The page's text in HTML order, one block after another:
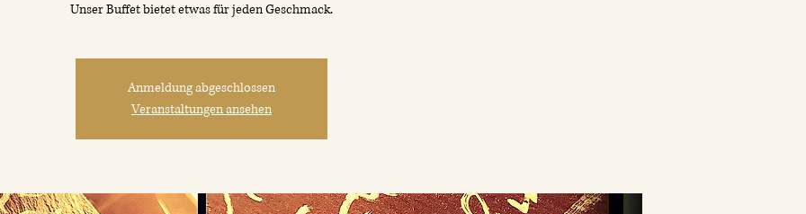
Unser Buffet bietet etwas für jeden Geschmack.
Anmeldung abgeschlossen
Veranstaltungen ansehen